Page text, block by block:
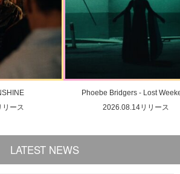
ース
Phoebe Bridgers - Lost
2026.08.14リリース
LATEST NEWS